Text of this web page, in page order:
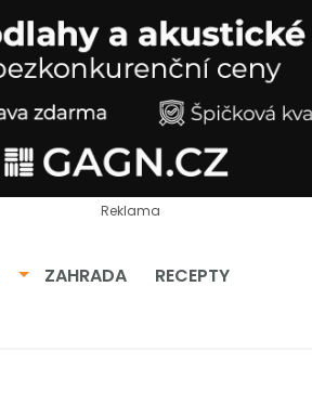
Reklama
Přepnout dropdown
ZAHRADA RECEPTY